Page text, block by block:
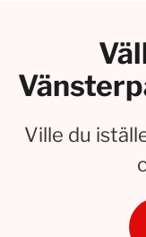
Ville du